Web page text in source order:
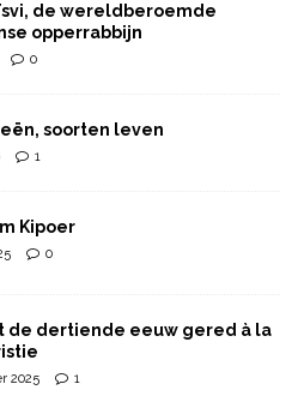
de wereldberoemde
opperrabbijn
0
soorten leven
1
Kipoer
0
de dertiende eeuw gered à la
2025 1